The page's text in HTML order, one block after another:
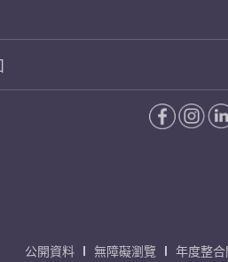
公開資料 無障礙瀏覽 年度整合